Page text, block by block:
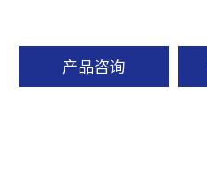
产品咨询